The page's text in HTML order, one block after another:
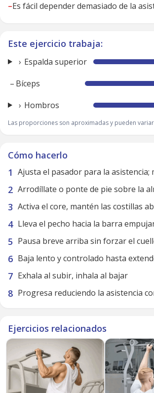
–Es fácil depender demasiado de la
Este ejercicio trabaja:
Espalda superior
– Bíceps
Hombros
Las proporciones son aproximadas y pueden
Cómo hacerlo
Ajusta el pasador para la asistencia;
Arrodíllate o ponte de pie sobre la
Activa el core, mantén las costillas
Lleva el pecho hacia la barra
Pausa breve arriba sin forzar el
Baja lento y controlado hasta
Exhala al subir, inhala al bajar
Progresa reduciendo la asistencia
Ejercicios relacionados